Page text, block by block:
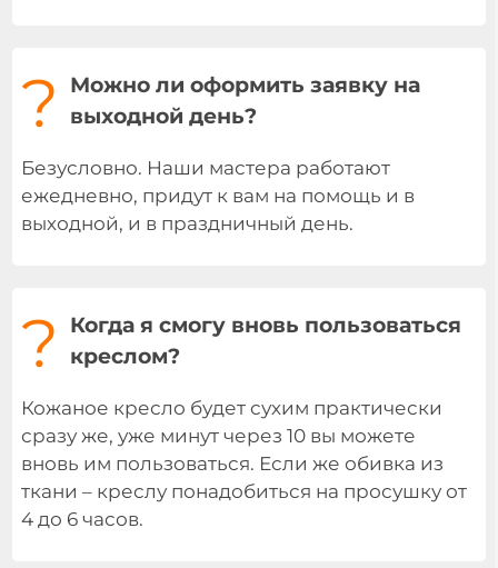
?
Можно ли оформить заявку на
выходной день?
Безусловно. Наши мастера работают
ежедневно, придут к вам на помощь и в
выходной, и в праздничный день.
?
Когда я смогу вновь пользоваться
креслом?
Кожаное кресло будет сухим практически
сразу же, уже минут через 10 вы можете
вновь им пользоваться. Если же обивка из
ткани – креслу понадобиться на просушку от
4 до 6 часов.